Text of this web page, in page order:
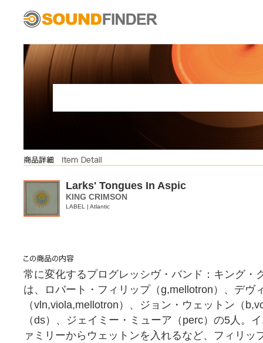
Larks' Tongues In Aspic
KING CRIMSON
LABEL | Atlantic
常に変化するプログレッシヴ・バンド：キング・
は、ロバート・フィリップ（g,mellotron）、デヴ
（vln,viola,mellotron）、ジョン・ウェットン（
（ds）、ジェイミー・ミューア（perc）の5人。
ァミリーからウェットンを入れるなど、フィリッ